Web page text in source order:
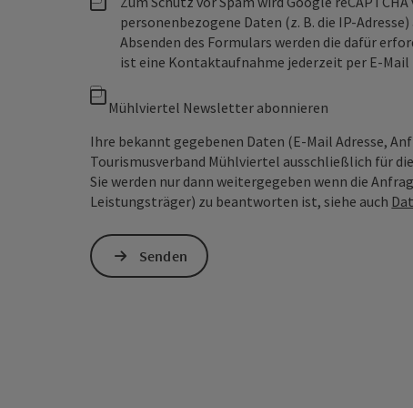
personenbezogene Daten (z. B. die IP-
Absenden des Formulars werden die dafür
ist eine Kontaktaufnahme jederzeit per E-Mail
Mühlviertel Newsletter abonnieren
Ihre bekannt gegebenen Daten (E-Mail Adresse,
Tourismusverband Mühlviertel ausschließlich für
Sie werden nur dann weitergegeben wenn die
Leistungsträger) zu beantworten ist, siehe auch
Senden